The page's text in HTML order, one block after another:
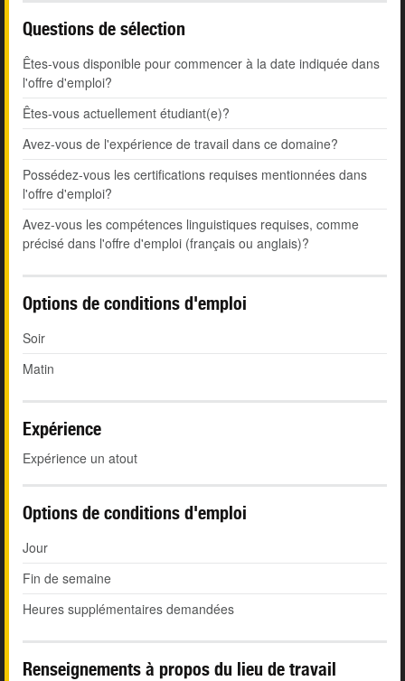
Questions de sélection
Êtes-vous disponible pour commencer à la date indiquée dans
l'offre d'emploi?
Êtes-vous actuellement étudiant(e)?
Avez-vous de l'expérience de travail dans ce domaine?
Possédez-vous les certifications requises mentionnées dans
l'offre d'emploi?
Avez-vous les compétences linguistiques requises, comme
précisé dans l'offre d'emploi (français ou anglais)?
Options de conditions d'emploi
Soir
Matin
Expérience
Expérience un atout
Options de conditions d'emploi
Jour
Fin de semaine
Heures supplémentaires demandées
Renseignements à propos du lieu de travail